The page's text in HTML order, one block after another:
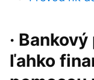
·
ľahko